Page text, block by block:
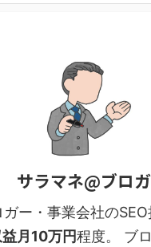
サラマネ@ブロ
ー・事業会社の
月10万円程度。 ブ